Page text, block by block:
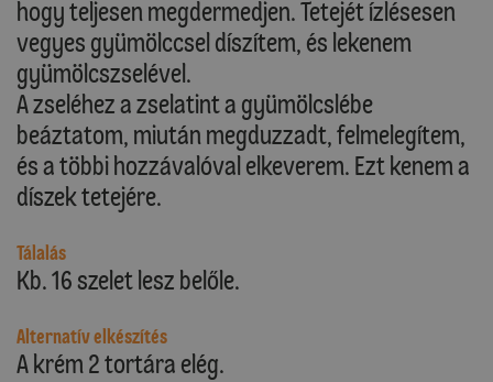
hogy teljesen megdermedjen. Tetejét ízlésesen
vegyes gyümölccsel díszítem, és lekenem
gyümölcszselével.
A zseléhez a zselatint a gyümölcslébe
beáztatom, miután megduzzadt, felmelegítem,
és a többi hozzávalóval elkeverem. Ezt kenem a
díszek tetejére.
Tálalás
Kb. 16 szelet lesz belőle.
Alternatív elkészítés
A krém 2 tortára elég.